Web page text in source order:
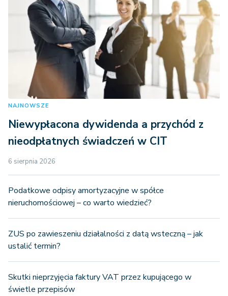
NAJNOWSZE
Niewypłacona dywidenda a przychód z
nieodpłatnych świadczeń w CIT
6 sierpnia 2026
Podatkowe odpisy amortyzacyjne w spółce
nieruchomościowej – co warto wiedzieć?
ZUS po zawieszeniu działalności z datą wsteczną – jak
ustalić termin?
Skutki nieprzyjęcia faktury VAT przez kupującego w
świetle przepisów